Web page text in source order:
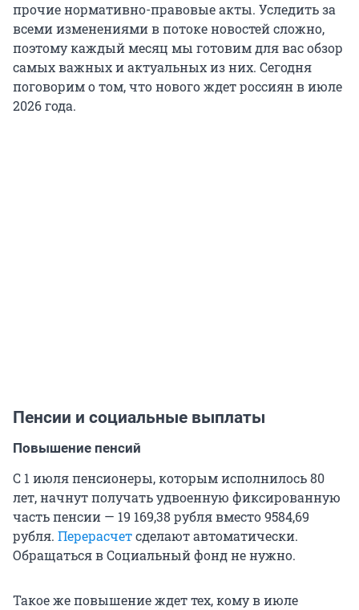
прочие нормативно-правовые акты. Уследить за
всеми изменениями в потоке новостей сложно,
поэтому каждый месяц мы готовим для вас обзор
самых важных и актуальных из них. Сегодня
поговорим о том, что нового ждет россиян в июле
2026 года.
Пенсии и социальные выплаты
Повышение пенсий
С 1 июля пенсионеры, которым исполнилось 80
лет, начнут получать удвоенную фиксированную
часть пенсии — 19 169,38 рубля вместо 9584,69
рубля. Перерасчетсделают автоматически.
Обращаться в Социальный фонд не нужно.
Такое же повышение ждет тех, кому в июле